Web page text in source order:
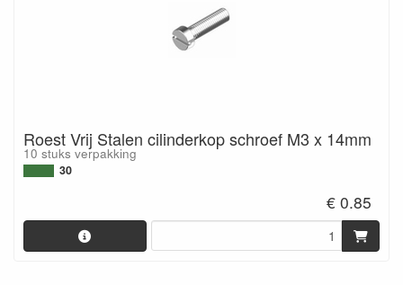
Roest Vrij Stalen cilinderkop schroef M3 x 14mm
10 stuks verpakking
30
€ 0.85